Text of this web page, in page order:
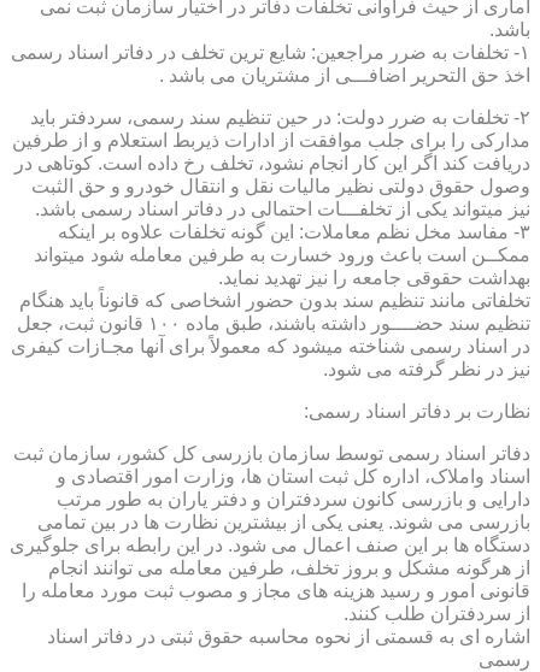
آماری از حیث فراوانی تخلفات دفاتر در اختیار سازمان ثبت نمی
باشد.
۱- تخلفات به ضرر مراجعین: شایع ترین تخلف در دفاتر اسناد رسمی
اخذ حق التحریر اضافـــی از مشتریان می باشد .
۲- تخلفات به ضرر دولت: در حین تنظیم سند رسمی، سردفتر باید
مدارکی را برای جلب موافقت از ادارات ذیربط استعلام و از طرفین
دریافت کند اگر این کار انجام نشود، تخلف رخ داده است. کوتاهی در
وصول حقوق دولتی نظیر مالیات نقل و انتقال خودرو و حق الثبت
نیز میتواند یکی از تخلفـــات احتمالی در دفاتر اسناد رسمی باشد.
۳- مفاسد مخل نظم معاملات: این گونه تخلفات علاوه بر اینکه
ممکــن است باعث ورود خسارت به طرفین معامله شود میتواند
بهداشت حقوقی جامعه را نیز تهدید نماید.
تخلفاتی مانند تنظیم سند بدون حضور اشخاصی که قانوناً باید هنگام
تنظیم سند حضــــور داشته باشند، طبق ماده ۱۰۰ قانون ثبت، جعل
در اسناد رسمی شناخته میشود که معمولاً برای آنها مجـازات کیفری
نیز در نظر گرفته می شود.
نظارت بر دفاتر اسناد رسمی:
دفاتر اسناد رسمی توسط سازمان بازرسی کل کشور، سازمان ثبت
اسناد واملاک، اداره کل ثبت استان ها، وزارت امور اقتصادی و
دارایی و بازرسی کانون سردفتران و دفتر یاران به طور مرتب
بازرسی می شوند. یعنی یکی از بیشترین نظارت ها در بین تمامی
دستگاه ها بر این صنف اعمال می شود. در این رابطه برای جلوگیری
از هرگونه مشکل و بروز تخلف، طرفین معامله می توانند انجام
قانونی امور و رسید هزینه های مجاز و مصوب ثبت مورد معامله را
از سردفتران طلب کنند.
اشاره ای به قسمتی از نحوه محاسبه حقوق ثبتی در دفاتر اسناد
رسمی